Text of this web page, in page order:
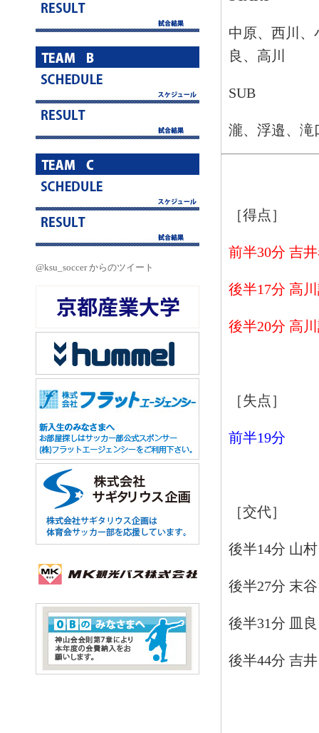
@ksu_soccer からのツイート
中原、西川
良、高川
SUB
瀧、浮邉、滝
［得点］
前半30分 吉
後半17分 高
後半20分 高
［失点］
前半19分
［交代］
後半14分 山
後半27分 末
後半31分 皿
後半44分 吉